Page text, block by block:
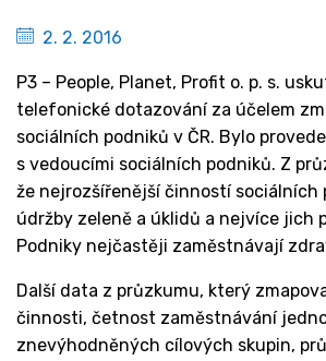
2. 2. 2016
P3 – People, Planet, Profit o. p. s.
telefonické dotazování za účelem
sociálních podniků v ČR. Bylo
s vedoucími sociálních podniků. Z
že nejrozšířenější činností sociálních
údržby zeleně a úklidů a nejvíce jich
Podniky nejčastěji zaměstnávají
Další data z průzkumu, který
činnosti, četnost zaměstnávání
znevýhodněných cílových skupin,